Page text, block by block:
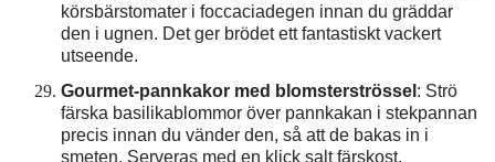
körsbärstomater i foccaciadegen innan du gräddar
den i ugnen. Det ger brödet ett fantastiskt vackert
utseende.
Gourmet-pannkakor med blomsterströssel : Strö
färska basilikablommor över pannkakan i stekpannan
precis innan du vänder den, så att de bakas in i
smeten. Serveras med en klick salt färskost.